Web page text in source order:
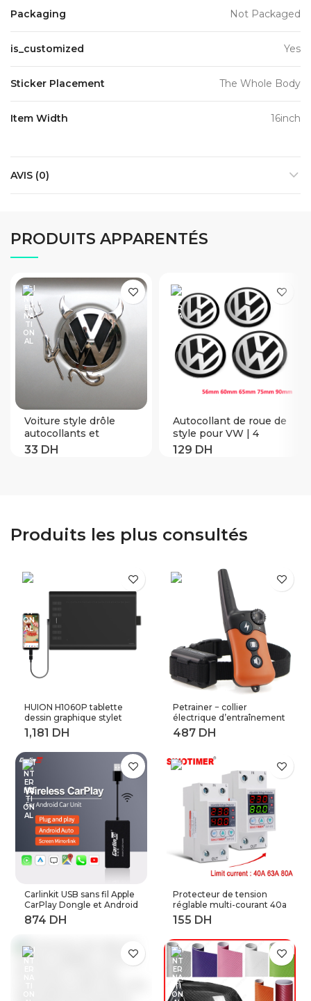
Packaging Not Packaged
is_customized Yes
Sticker Placement The Whole Body
Item Width 16inch
AVIS (0)
PRODUITS APPARENTÉS
Voiture style drôle
autocollants et
décalcomanies pour
Autocollant de roue de
style pour VW | 4
pièces 56mm 60mm
Produits les plus consultés
HUION H1060P tablette
dessin graphique stylet
sans batterie inclinaison ±
60 ° tablette numérique
touches Express
adaptateur OTG
Petrainer − collier
électrique d’entraînement
de chiens à distance,
longueur 800M (619A-1)
Carlinkit USB sans fil Apple
CarPlay Dongle et Android
Auto pour modifier les
Services de voiture
Protecteur de tension
réglable multi-courant 40a
63a 80a, 230V AC,
récupération automatique
Protection contre les
surtensions à limite
actuelle